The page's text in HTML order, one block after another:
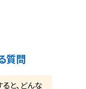
質問
と、どんな